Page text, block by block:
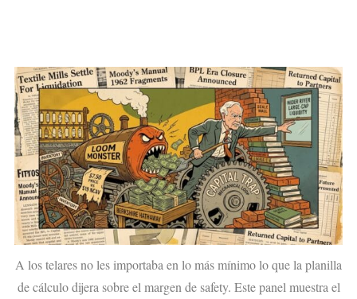
A los telares no les importaba en lo más mínimo lo que la planilla
de cálculo dijera sobre el margen de safety. Este panel muestra el